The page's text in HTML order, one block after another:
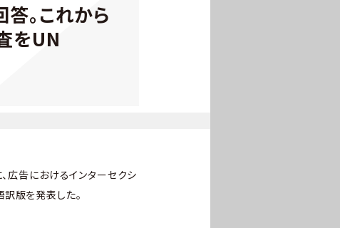
。これから
をUN
広告におけるインターセクシ
訳版を発表した。